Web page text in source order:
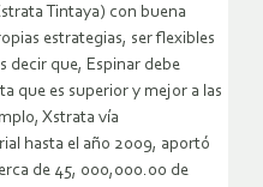
Tintaya) con buena
estrategias, ser flexibles
decir que, Espinar debe
que es superior y mejor a las
Xstrata vía
hasta el año 2009, aportó
de 45, 000,000.00 de